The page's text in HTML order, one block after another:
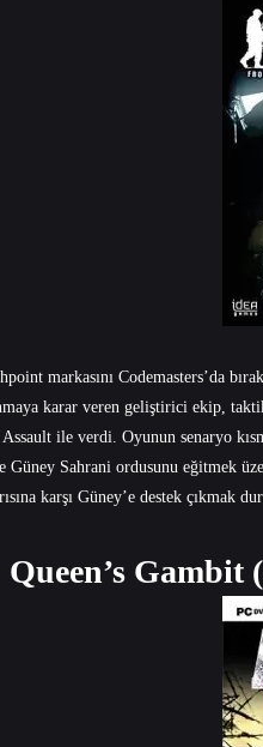
markasını Codemasters’da
karar veren geliştirici ekip,
ile verdi. Oyunun senaryo
Güney Sahrani ordusunu eğitmek
karşı Güney’e destek çıkmak
Gambit